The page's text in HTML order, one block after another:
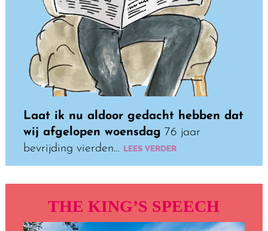
Laat ik nu aldoor gedacht hebben dat
wij afgelopen woensdag 76 jaar
bevrijding vierden… LEES VERDER
THE KING’S SPEECH